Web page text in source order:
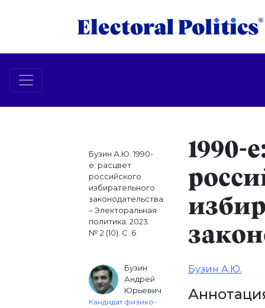
Бузин А.Ю. 1990-
е: расцвет
российского
избирательного
законодательства.
– Электоральная
политика. 2023.
№ 2 (10). С. 6
Бузин
Андрей
Юрьевич
Кандидат физико-
1990-
Бузин А.Ю.